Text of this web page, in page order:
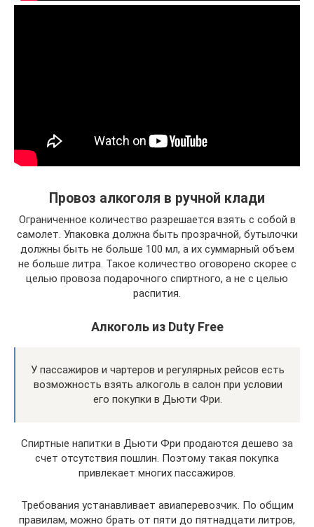
Провоз алкоголя в ручной клади
Ограниченное количество разрешается взять с собой в
самолет. Упаковка должна быть прозрачной, бутылочки
должны быть не больше 100 мл, а их суммарный объем
не больше литра. Такое количество оговорено скорее с
целью провоза подарочного спиртного, а не с целью
распития.
Алкоголь из Duty Free
У пассажиров и чартеров и регулярных рейсов есть
возможность взять алкоголь в салон при условии
его покупки в Дьюти Фри.
Спиртные напитки в Дьюти Фри продаются дешево за
счет отсутствия пошлин. Поэтому такая покупка
привлекает многих пассажиров.
Требования устанавливает авиаперевозчик. По общим
правилам, можно брать от пяти до пятнадцати литров,